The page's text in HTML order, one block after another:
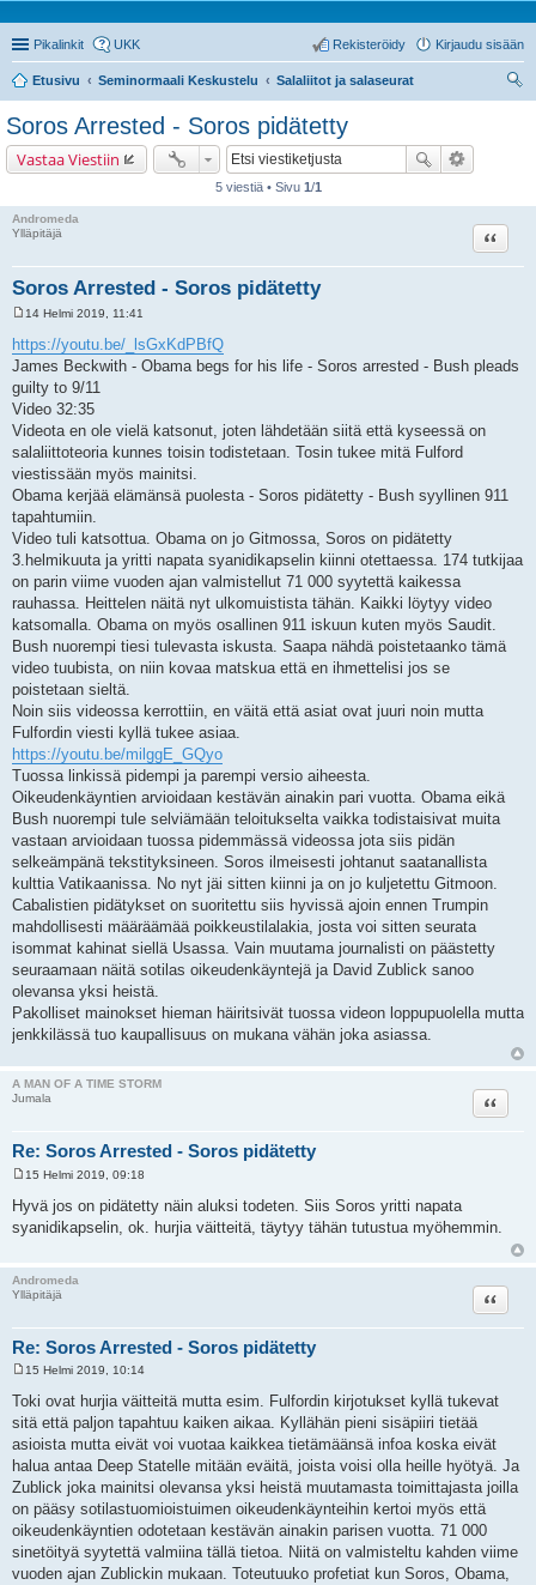
Pikalinkit UKK Kirjaudu sisään
Rekisteröidy
Etusivu Seminormaali Keskustelu
Salaliitot ja salaseurat
Soros Arrested - Soros pidätetty
Vastaa Viestiin
5 viestiä • Sivu 1/1
Andromeda
Ylläpitäjä
Soros Arrested - Soros pidätetty
Lainaa
i
e
s
i
14 Helmi 2019, 11:41
https://youtu.be/_lsGxKdPBfQ
James Beckwith - Obama begs for his life - Soros arrested - Bush pleads
guilty to 9/11
Video 32:35
Videota en ole vielä katsonut, joten lähdetään siitä että kyseessä on
salaliittoteoria kunnes toisin todistetaan. Tosin tukee mitä Fulford
viestissään myös mainitsi.
Obama kerjää elämänsä puolesta - Soros pidätetty - Bush syyllinen 911
tapahtumiin.
Video tuli katsottua. Obama on jo Gitmossa, Soros on pidätetty
3.helmikuuta ja yritti napata syanidikapselin kiinni otettaessa. 174 tutkijaa
on parin viime vuoden ajan valmistellut 71 000 syytettä kaikessa
rauhassa. Heittelen näitä nyt ulkomuistista tähän. Kaikki löytyy video
katsomalla. Obama on myös osallinen 911 iskuun kuten myös Saudit.
Bush nuorempi tiesi tulevasta iskusta. Saapa nähdä poistetaanko tämä
video tuubista, on niin kovaa matskua että en ihmettelisi jos se
poistetaan sieltä.
Noin siis videossa kerrottiin, en väitä että asiat ovat juuri noin mutta
Fulfordin viesti kyllä tukee asiaa.
https://youtu.be/milggE_GQyo
Tuossa linkissä pidempi ja parempi versio aiheesta.
Oikeudenkäyntien arvioidaan kestävän ainakin pari vuotta. Obama eikä
Bush nuorempi tule selviämään teloitukselta vaikka todistaisivat muita
vastaan arvioidaan tuossa pidemmässä videossa jota siis pidän
selkeämpänä tekstityksineen. Soros ilmeisesti johtanut saatanallista
kulttia Vatikaanissa. No nyt jäi sitten kiinni ja on jo kuljetettu Gitmoon.
Cabalistien pidätykset on suoritettu siis hyvissä ajoin ennen Trumpin
mahdollisesti määräämää poikkeustilalakia, josta voi sitten seurata
isommat kahinat siellä Usassa. Vain muutama journalisti on päästetty
seuraamaan näitä sotilas oikeudenkäyntejä ja David Zublick sanoo
olevansa yksi heistä.
Pakolliset mainokset hieman häiritsivät tuossa videon loppupuolella mutta
jenkkilässä tuo kaupallisuus on mukana vähän joka asiassa.
A MAN OF A TIME STORM
Jumala
Re: Soros Arrested - Soros pidätetty
Lainaa
e
s
15 Helmi 2019, 09:18
Hyvä jos on pidätetty näin aluksi todeten. Siis Soros yritti napata
syanidikapselin, ok. hurjia väitteitä, täytyy tähän tutustua myöhemmin.
Andromeda
Ylläpitäjä
Re: Soros Arrested - Soros pidätetty
Lainaa
e
s
i
15 Helmi 2019, 10:14
Toki ovat hurjia väitteitä mutta esim. Fulfordin kirjotukset kyllä tukevat
sitä että paljon tapahtuu kaiken aikaa. Kyllähän pieni sisäpiiri tietää
asioista mutta eivät voi vuotaa kaikkea tietämäänsä infoa koska eivät
halua antaa Deep Statelle mitään eväitä, joista voisi olla heille hyötyä. Ja
Zublick joka mainitsi olevansa yksi heistä muutamasta toimittajasta joilla
on pääsy sotilastuomioistuimen oikeudenkäynteihin kertoi myös että
oikeudenkäyntien odotetaan kestävän ainakin parisen vuotta. 71 000
sinetöityä syytettä valmiina tällä tietoa. Niitä on valmisteltu kahden viime
vuoden ajan Zublickin mukaan. Toteutuuko profetiat kun Soros, Obama,